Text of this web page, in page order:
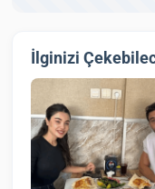
İlginizi